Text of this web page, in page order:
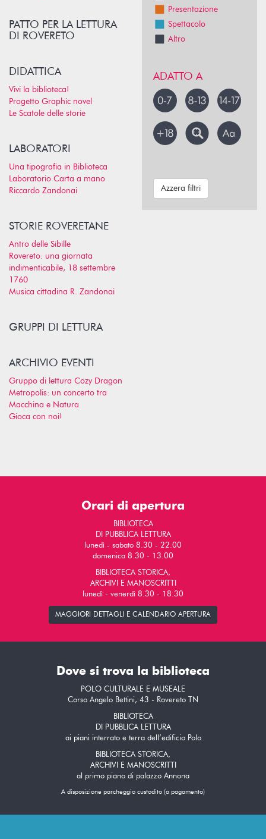
PATTO PER LA LETTURA
DI ROVERETO
DIDATTICA
Vivi la biblioteca!
Progetto Graphic novel
Le Scatole delle storie
LABORATORI
Una tipografia in Biblioteca
Laboratorio Carta a mano
Riccardo Zandonai
STORIE ROVERETANE
Antro delle Sibille
Rovereto: una giornata
indimenticabile, 18 settembre
1760
Musica cittadina R. Zandonai
GRUPPI DI LETTURA
ARCHIVIO EVENTI
Gruppo di lettura Cozy Dragon
Metropolis: un concerto tra
Macchina e Natura
Gioca con noi!
Presentazione
Spettacolo
Altro
ADATTO A
Azzera filtri
Orari di apertura
BIBLIOTECA
DI PUBBLICA LETTURA
lunedì - sabato 8.30 - 22.00
domenica 8.30 - 13.00
BIBLIOTECA STORICA,
ARCHIVI E MANOSCRITTI
lunedì - venerdì 8.30 - 18.30
MAGGIORI DETTAGLI E CALENDARIO APERTURA
Dove si trova la biblioteca
POLO CULTURALE E MUSEALE
Corso Angelo Bettini, 43 - Rovereto TN
BIBLIOTECA
DI PUBBLICA LETTURA
ai piani interrato e terra dell’edificio Polo
BIBLIOTECA STORICA,
ARCHIVI E MANOSCRITTI
al primo piano di palazzo Annona
A disposizione parcheggio custodito (a pagamento)